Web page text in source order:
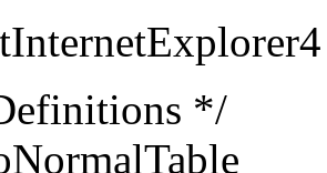
*/